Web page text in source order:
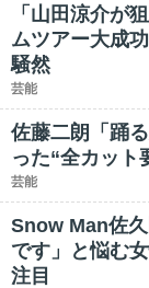
「山田涼介が
ムツアー大成
騒然
芸能
佐藤二朗「踊
った“全カット
芸能
Snow Man佐
です」と悩む
注目